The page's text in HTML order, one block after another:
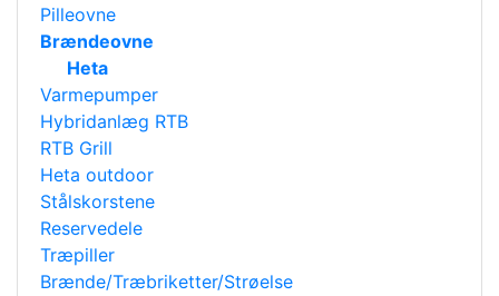
Pilleovne
Brændeovne
Heta
Varmepumper
Hybridanlæg RTB
RTB Grill
Heta outdoor
Stålskorstene
Reservedele
Træpiller
Brænde/Træbriketter/Strøelse